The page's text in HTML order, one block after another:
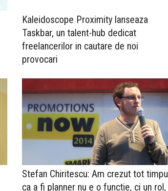
Kaleidoscope Proximity lanseaza
Taskbar, un talent-hub dedicat
freelancerilor in cautare de noi
provocari
Stefan Chiritescu: Am crezut tot timpul
ca a fi planner nu e o functie, ci un rol,